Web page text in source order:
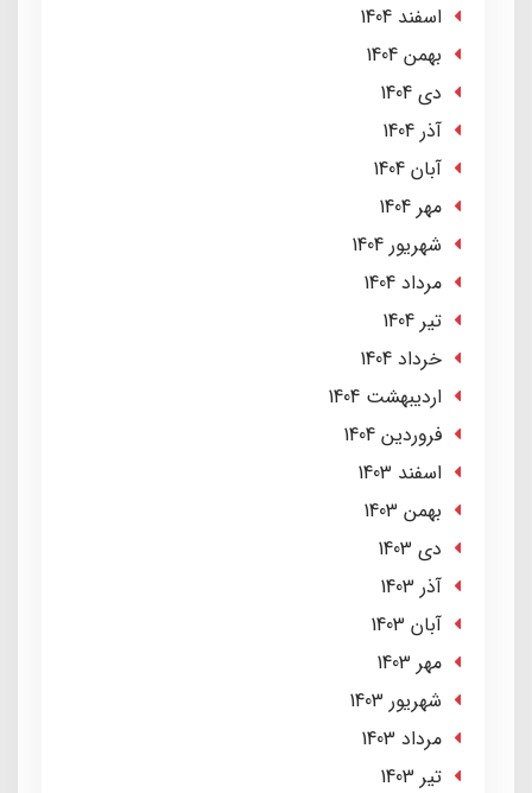
اسفند 1404
بهمن 1404
دی 1404
آذر 1404
آبان 1404
مهر 1404
شهریور 1404
مرداد 1404
تير 1404
خرداد 1404
ارديبهشت 1404
فروردین 1404
اسفند 1403
بهمن 1403
دی 1403
آذر 1403
آبان 1403
مهر 1403
شهریور 1403
مرداد 1403
تير 1403